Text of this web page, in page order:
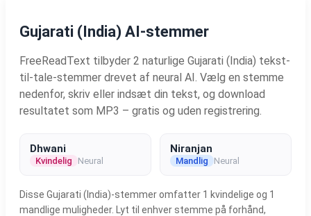
Gujarati (India) AI-stemmer
FreeReadText tilbyder 2 naturlige Gujarati (India) tekst-
til-tale-stemmer drevet af neural AI. Vælg en stemme
nedenfor, skriv eller indsæt din tekst, og download
resultatet som MP3 – gratis og uden registrering.
Dhwani
Kvindelig Neural
Niranjan
Mandlig Neural
Disse Gujarati (India)-stemmer omfatter 1 kvindelige og 1
mandlige muligheder. Lyt til enhver stemme på forhånd,